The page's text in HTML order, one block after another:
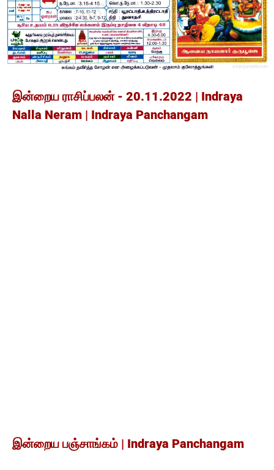
இன்றைய ராசிப்பலன் - 20.11.2022 | Indraya
Nalla Neram | Indraya Panchangam
இன்றைய பஞ்சாங்கம் | Indraya Panchangam